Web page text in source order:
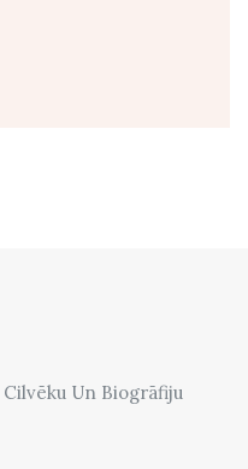
Un Biogrāfiju